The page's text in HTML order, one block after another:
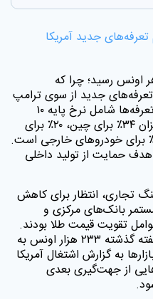
۳۱۶۴ دلار در هر اونس رسید؛ چرا که
جدید از سوی ترامپ
به دارایی‌های امن پناه بردند. این تعرفه‌ها شامل نرخ پایه ۱۰
درصد و همچنین تعرفه‌هایی به میزان ۳۴٪ برای چین، ۲۰٪ برای
اروپا، ۲۴٪ برای ژاپن و ۲۵٪ برای خودروهای خارجی است.
حمایت از تولید داخلی
تجاری، انتظار برای کاهش
بانک‌های مرکزی و
تقویت قیمت طلا بودند.
طلای چین هفته گذشته ۲۳۳ هزار اونس به
به گزارش اشتغال آمریکا
از جهت‌گیری بعدی
.